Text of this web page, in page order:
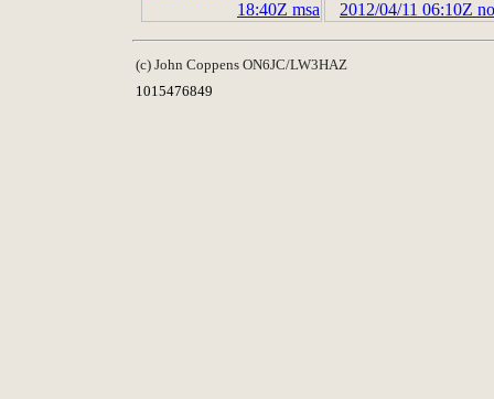
(c) John Coppens ON6JC/LW3HAZ
1015476849